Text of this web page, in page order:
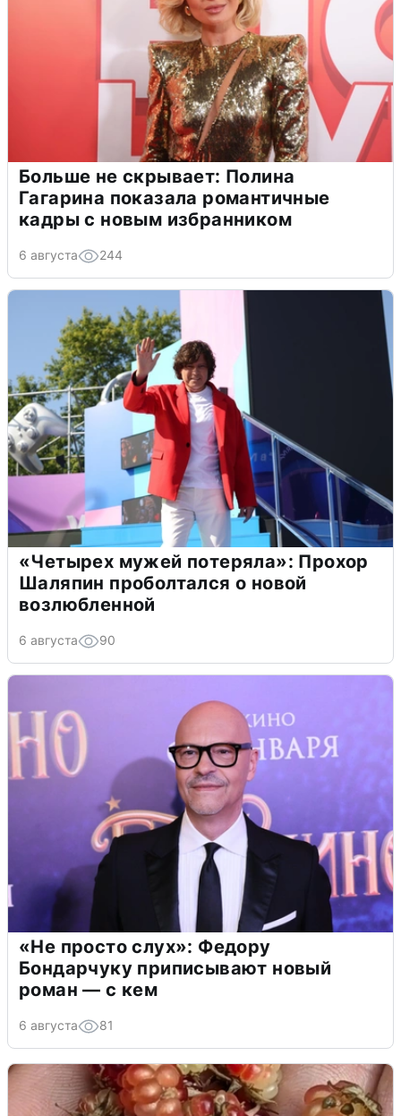
Больше не скрывает: Полина
Гагарина показала романтичные
кадры с новым избранником
6 августа 244
«Четырех мужей потеряла»: Прохор
Шаляпин проболтался о новой
возлюбленной
6 августа 90
«Не просто слух»: Федору
Бондарчуку приписывают новый
роман — с кем
6 августа 81